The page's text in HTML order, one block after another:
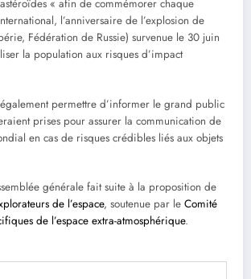
« afin de commémorer chaque
l’anniversaire de l’explosion de
Fédération de Russie) survenue le 30 juin
la population aux risques d’impact
permettre d’informer le grand public
prises pour assurer la communication de
en cas de risques crédibles liés aux objets
générale fait suite à la proposition de
de l’espace, soutenue par le Comité
de l’espace extra-atmosphérique.